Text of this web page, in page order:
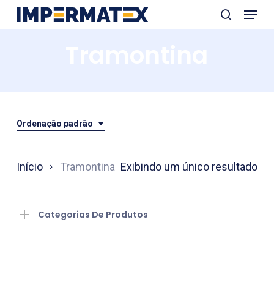
Skip
Menu
Ordenação padrão
Exibindo um único resultado
Início Tramontina
Categorias De Produtos